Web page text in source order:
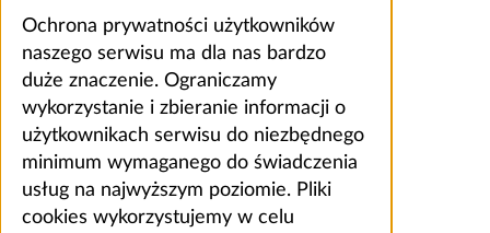
Ochrona prywatności użytkowników
naszego serwisu ma dla nas bardzo
duże znaczenie. Ograniczamy
wykorzystanie i zbieranie informacji o
użytkownikach serwisu do niezbędnego
minimum wymaganego do świadczenia
usług na najwyższym poziomie. Pliki
cookies wykorzystujemy w celu